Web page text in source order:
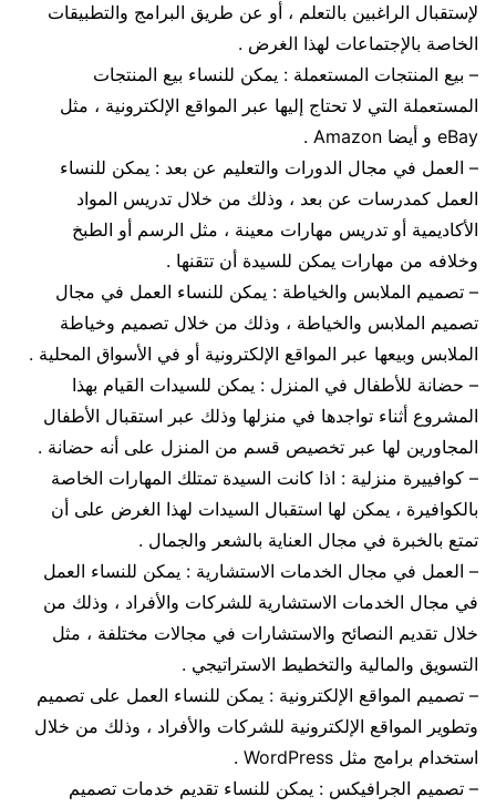
لإستقبال الراغبين بالتعلم ، أو عن طريق البرامج والتطبيقات
الخاصة بالإجتماعات لهذا الغرض .
– بيع المنتجات المستعملة : يمكن للنساء بيع المنتجات
المستعملة التي لا تحتاج إليها عبر المواقع الإلكترونية ، مثل
eBay و أيضا Amazon .
– العمل في مجال الدورات والتعليم عن بعد : يمكن للنساء
العمل كمدرسات عن بعد ، وذلك من خلال تدريس المواد
الأكاديمية أو تدريس مهارات معينة ، مثل الرسم أو الطبخ
وخلافه من مهارات يمكن للسيدة أن تتقنها .
– تصميم الملابس والخياطة : يمكن للنساء العمل في مجال
تصميم الملابس والخياطة ، وذلك من خلال تصميم وخياطة
الملابس وبيعها عبر المواقع الإلكترونية أو في الأسواق المحلية .
– حضانة للأطفال في المنزل : يمكن للسيدات القيام بهذا
المشروع أثناء تواجدها في منزلها وذلك عبر استقبال الأطفال
المجاورين لها عبر تخصيص قسم من المنزل على أنه حضانة .
– كوافييرة منزلية : اذا كانت السيدة تمتلك المهارات الخاصة
بالكوافيرة ، يمكن لها استقبال السيدات لهذا الغرض على أن
تمتع بالخبرة في مجال العناية بالشعر والجمال .
– العمل في مجال الخدمات الاستشارية : يمكن للنساء العمل
في مجال الخدمات الاستشارية للشركات والأفراد ، وذلك من
خلال تقديم النصائح والاستشارات في مجالات مختلفة ، مثل
التسويق والمالية والتخطيط الاستراتيجي .
– تصميم المواقع الإلكترونية : يمكن للنساء العمل على تصميم
وتطوير المواقع الإلكترونية للشركات والأفراد ، وذلك من خلال
استخدام برامج مثل WordPress .
– تصميم الجرافيكس : يمكن للنساء تقديم خدمات تصميم